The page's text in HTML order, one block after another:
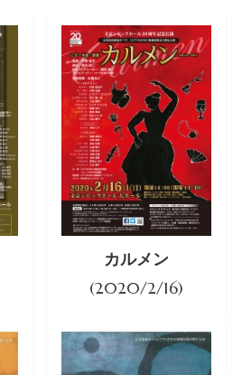
カルメン
(2020/2/16)